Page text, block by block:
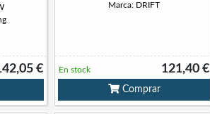
€
Marca: DRIFT
121,40 €
En stock
Comprar